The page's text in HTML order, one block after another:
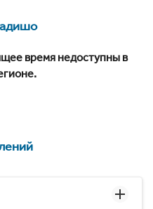
время недоступны в